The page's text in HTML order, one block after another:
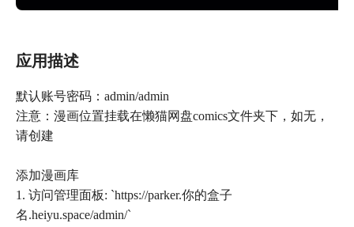
应用描述
默认账号密码：admin/admin
注意：漫画位置挂载在懒猫网盘comics文件夹下，如无，
请创建
添加漫画库
1. 访问管理面板: `https://parker.你的盒子
名.heiyu.space/admin/`